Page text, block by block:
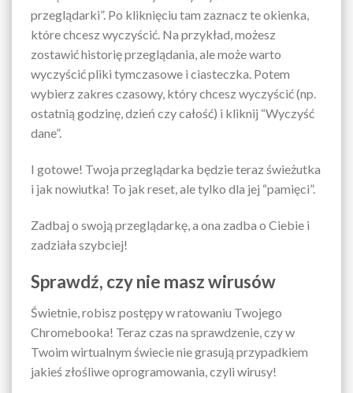
przeglądarki”. Po kliknięciu tam zaznacz te okienka,
które chcesz wyczyścić. Na przykład, możesz
zostawić historię przeglądania, ale może warto
wyczyścić pliki tymczasowe i ciasteczka. Potem
wybierz zakres czasowy, który chcesz wyczyścić (np.
ostatnią godzinę, dzień czy całość) i kliknij “Wyczyść
dane”.
I gotowe! Twoja przeglądarka będzie teraz świeżutka
i jak nowiutka! To jak reset, ale tylko dla jej “pamięci”.
Zadbaj o swoją przeglądarkę, a ona zadba o Ciebie i
zadziała szybciej!
Sprawdź, czy nie masz wirusów
Świetnie, robisz postępy w ratowaniu Twojego
Chromebooka! Teraz czas na sprawdzenie, czy w
Twoim wirtualnym świecie nie grasują przypadkiem
jakieś złośliwe oprogramowania, czyli wirusy!